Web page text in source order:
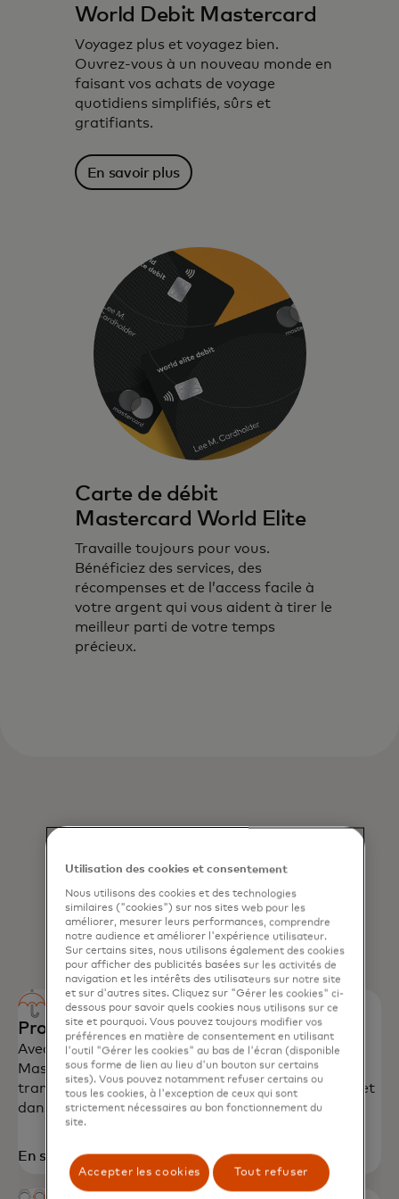
World Debit Mastercard
Voyagez plus et voyagez bien.
Ouvrez-vous à un nouveau monde en
faisant vos achats de voyage
quotidiens simplifiés, sûrs et
gratifiants.
En savoir plus
Carte de débit
Mastercard World Elite
Travaille toujours pour vous.
Bénéficiez des services, des
récompenses et de l’access facile à
votre argent qui vous aident à tirer le
meilleur parti de votre temps
précieux.
dont vous profiterez avec la carte de débit
Mastercard.
Protection où que vous fassiez vos achats
Avec la protection Zéro Responsabilité de
Mastercard, vous êtes protégé contre les
transactions non autorisées en magasin, en ligne et
dans les applications.
En savoir plus
Utilisation des cookies et consentement
Nous utilisons des cookies et des technologies
similaires ("cookies") sur nos sites web pour les
améliorer, mesurer leurs performances, comprendre
notre audience et améliorer l'expérience utilisateur.
Sur certains sites, nous utilisons également des cookies
pour afficher des publicités basées sur les activités de
navigation et les intérêts des utilisateurs sur notre site
et sur d'autres sites. Cliquez sur "Gérer les cookies" ci-
dessous pour savoir quels cookies nous utilisons sur ce
site et pourquoi. Vous pouvez toujours modifier vos
préférences en matière de consentement en utilisant
l'outil "Gérer les cookies" au bas de l'écran (disponible
sous forme de lien au lieu d'un bouton sur certains
sites). Vous pouvez notamment refuser certains ou
tous les cookies, à l'exception de ceux qui sont
strictement nécessaires au bon fonctionnement du
site.
Accepter les cookies Tout refuser